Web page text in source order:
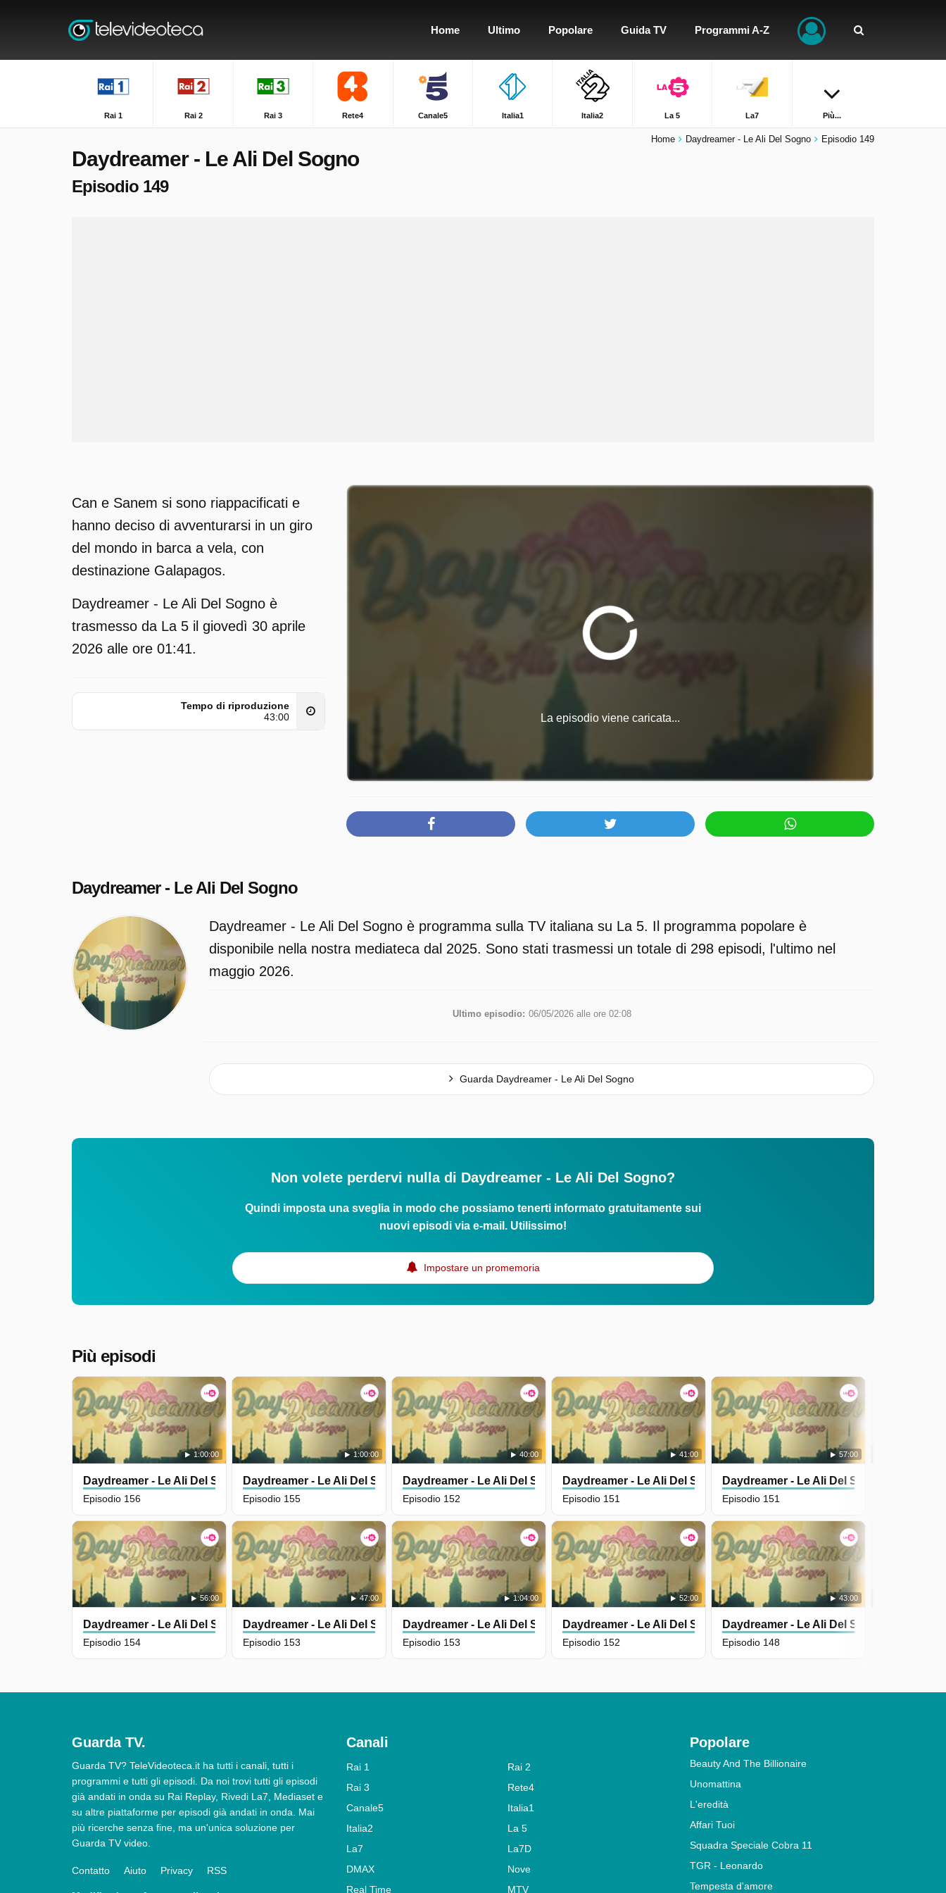
Home Ultimo Popolare Guida TV Programmi A-Z
Rai 1 Rai 2 Rai 3 Rete4 Canale5 Italia1 Italia2 La 5 La7 Più...
Home Daydreamer - Le Ali Del Sogno Episodio 149
Daydreamer - Le Ali Del Sogno
Episodio 149
Can e Sanem si sono riappacificati e
hanno deciso di avventurarsi in un giro
del mondo in barca a vela, con
destinazione Galapagos.
Daydreamer - Le Ali Del Sogno è
trasmesso da La 5 il giovedì 30 aprile
2026 alle ore 01:41.
Tempo di riproduzione
43:00
La episodio viene caricata...
Daydreamer - Le Ali Del Sogno
Daydreamer - Le Ali Del Sogno è programma sulla TV italiana su La 5. Il programma popolare è
disponibile nella nostra mediateca dal 2025. Sono stati trasmessi un totale di 298 episodi, l'ultimo nel
maggio 2026.
Ultimo episodio: 06/05/2026 alle ore 02:08
Guarda Daydreamer - Le Ali Del Sogno
Non volete perdervi nulla di Daydreamer - Le Ali Del Sogno?
Quindi imposta una sveglia in modo che possiamo tenerti informato gratuitamente sui
nuovi episodi via e-mail. Utilissimo!
Impostare un promemoria
Più episodi
1:00:00
Daydreamer - Le Ali Del Sogno
Episodio 156
1:00:00
Daydreamer - Le Ali Del Sogno
Episodio 155
56:00
Daydreamer - Le Ali Del Sogno
Episodio 154
47:00
Daydreamer - Le Ali Del Sogno
Episodio 153
40:00
Daydreamer - Le Ali Del Sogno
Episodio 152
41:00
Daydreamer - Le Ali Del Sogno
Episodio 151
1:04:00
Daydreamer - Le Ali Del Sogno
Episodio 153
52:00
Daydreamer - Le Ali Del Sogno
Episodio 152
57:00
Daydreamer - Le Ali Del Sogno
Episodio 151
43:00
Daydreamer - Le Ali Del Sogno
Episodio 148
Guarda TV.
Guarda TV? TeleVideoteca.it ha tutti i canali, tutti i
programmi e tutti gli episodi. Da noi trovi tutti gli episodi
già andati in onda su Rai Replay, Rivedi La7, Mediaset e
su altre piattaforme per episodi già andati in onda. Mai
più ricerche senza fine, ma un'unica soluzione per
Guarda TV video.
Contatto Aiuto Privacy RSS
Canali
Rai 1
Rai 2
Rai 3
Rete4
Canale5
Italia1
Italia2
La 5
La7
La7D
DMAX
Nove
Real Time
MTV
Popolare
Beauty And The Billionaire
Unomattina
L'eredità
Affari Tuoi
Squadra Speciale Cobra 11
TGR - Leonardo
Tempesta d'amore